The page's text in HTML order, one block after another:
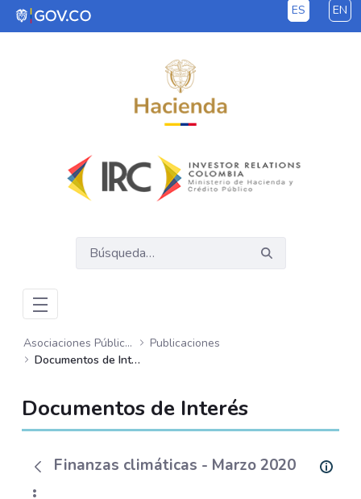
Saltar al contenido principal ES EN
Asociaciones Público Privadas – APP
Publicaciones
Documentos de Interés
Documentos de Interés
Finanzas climáticas - Marzo 2020